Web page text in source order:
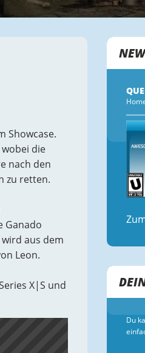
Showcase.
die
nach den
zu retten.
Ganado
aus dem
Leon.
X|S und
Du